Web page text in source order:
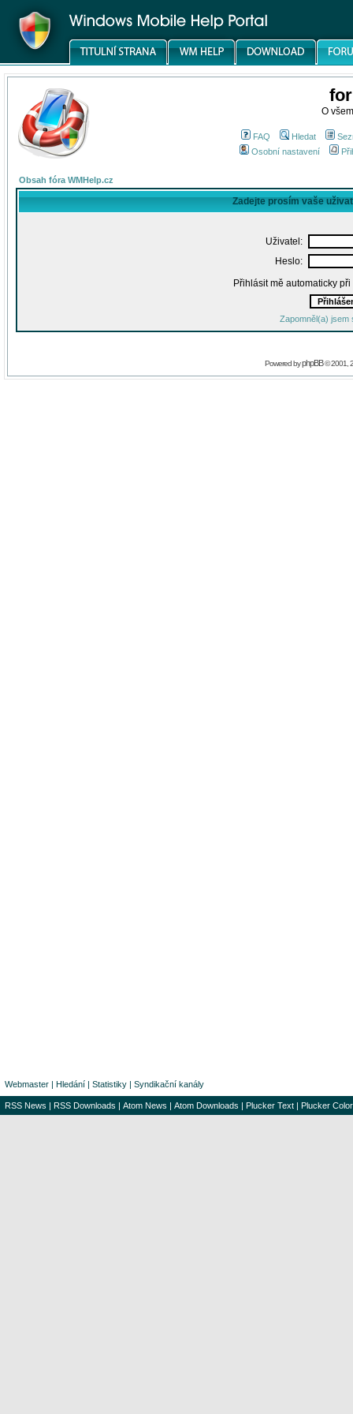
O
FAQ Hledat
Osobní nastavení
Obsah fóra WMHelp.cz
Zadejte prosím vaše
Uživatel:
Heslo:
Přihlásit mě automaticky
Zapomněl(a) jsem
Powered byphpBB© 2001,
Webmaster | Hledání | Statistiky | Syndikační kanály
RSS News | RSS Downloads | Atom News | Atom Downloads | Plucker Text | Plucker Color